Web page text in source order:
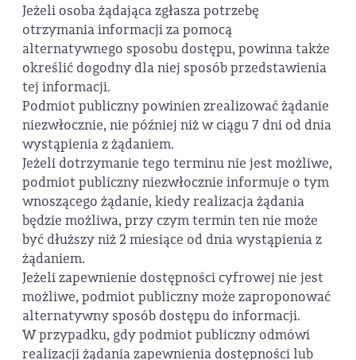
Jeżeli osoba żądająca zgłasza potrzebę
otrzymania informacji za pomocą
alternatywnego sposobu dostępu, powinna także
określić dogodny dla niej sposób przedstawienia
tej informacji.
Podmiot publiczny powinien zrealizować żądanie
niezwłocznie, nie później niż w ciągu 7 dni od dnia
wystąpienia z żądaniem.
Jeżeli dotrzymanie tego terminu nie jest możliwe,
podmiot publiczny niezwłocznie informuje o tym
wnoszącego żądanie, kiedy realizacja żądania
będzie możliwa, przy czym termin ten nie może
być dłuższy niż 2 miesiące od dnia wystąpienia z
żądaniem.
Jeżeli zapewnienie dostępności cyfrowej nie jest
możliwe, podmiot publiczny może zaproponować
alternatywny sposób dostępu do informacji.
W przypadku, gdy podmiot publiczny odmówi
realizacji żądania zapewnienia dostępności lub